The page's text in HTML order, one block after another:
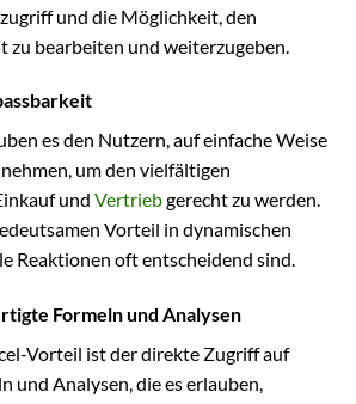
und die Möglichkeit, den
zu bearbeiten und weiterzugeben.
es den Nutzern, auf einfache Weise
um den vielfältigen
und Vertriebgerecht zu werden.
Vorteil in dynamischen
Reaktionen oft entscheidend sind.
Formeln und Analysen
Vorteil ist der direkte Zugriff auf
und Analysen, die es erlauben,